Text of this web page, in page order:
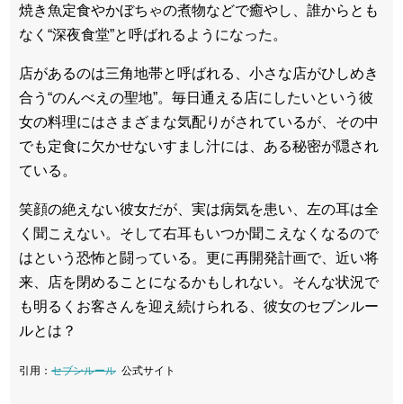
焼き魚定食やかぼちゃの煮物などで癒やし、誰からとも
なく“深夜食堂”と呼ばれるようになった。
店があるのは三角地帯と呼ばれる、小さな店がひしめき
合う“のんべえの聖地”。毎日通える店にしたいという彼
女の料理にはさまざまな気配りがされているが、その中
でも定食に欠かせないすまし汁には、ある秘密が隠され
ている。
笑顔の絶えない彼女だが、実は病気を患い、左の耳は全
く聞こえない。そして右耳もいつか聞こえなくなるので
はという恐怖と闘っている。更に再開発計画で、近い将
来、店を閉めることになるかもしれない。そんな状況で
も明るくお客さんを迎え続けられる、彼女のセブンルー
ルとは？
引用： セブンルール 公式サイト